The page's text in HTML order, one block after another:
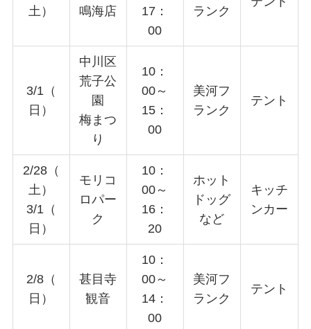
土） 鳴海店
17：
00
ランク
3/1（
日）
中川区
荒子公
園
梅まつ
り
10：
00～
15：
00
美河フ
ランク
テント
2/28（
土）
3/1（
日）
モリコ
ロパー
ク
10：
00～
16：
20
ホット
ドッグ
など
キッチ
ンカー
2/8（
日）
甚目寺
観音
10：
00～
14：
00
美河フ
ランク
テント